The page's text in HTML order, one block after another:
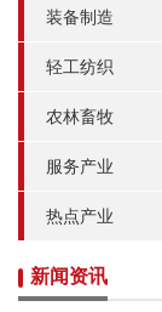
装备制造
轻工纺织
农林畜牧
服务产业
热点产业
新闻资讯